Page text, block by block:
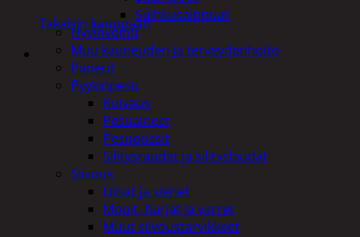
Takaisin kauppaan
Suihkusaippuat
Hyvinvointi
Muu kauneuden ja terveydenhoito
Paperit
Pyykinpesu
Kuivaus
Pesuaineet
Pesupussit
Silitysraudat ja silityslaudat
Siivous
Liinat ja sienet
Mopit, harjat ja varret
Muut siivoustarvikkeet